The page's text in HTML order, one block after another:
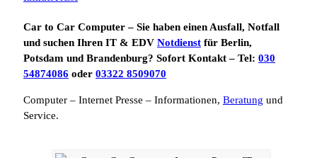
Car to Car Computer – Sie haben einen Ausfall, Notfall
und suchen Ihren IT & EDV Notdienst für Berlin,
Potsdam und Brandenburg? Sofort Kontakt – Tel: 030
54874086 oder 03322 8509070
Computer – Internet Presse – Informationen, Beratung und
Service.